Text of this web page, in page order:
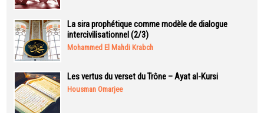
La sira prophétique comme modèle de dialogue
intercivilisationnel (2/3)
Mohammed El Mahdi Krabch
Les vertus du verset du Trône – Ayat al-Kursi
Housman Omarjee